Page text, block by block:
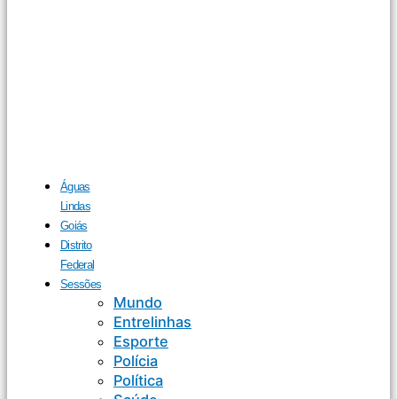
Águas
Lindas
Goiás
Distrito
Federal
Sessões
Mundo
Entrelinhas
Esporte
Polícia
Política